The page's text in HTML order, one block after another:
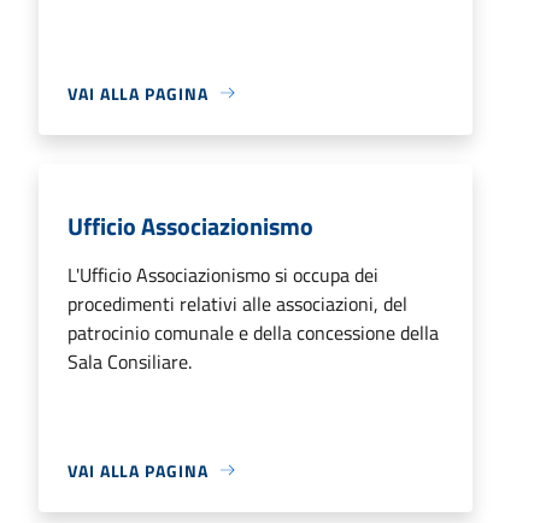
VAI ALLA PAGINA
Ufficio Associazionismo
L'Ufficio Associazionismo si occupa dei
procedimenti relativi alle associazioni, del
patrocinio comunale e della concessione della
Sala Consiliare.
VAI ALLA PAGINA